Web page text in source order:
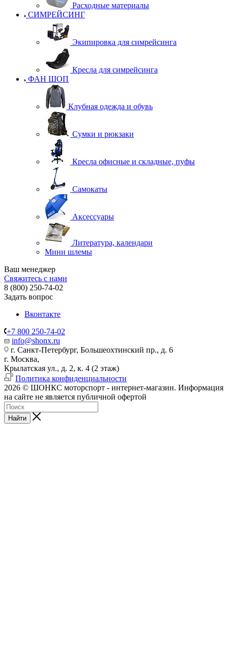
Расходные материалы
СИМРЕЙСИНГ
Экипировка для симрейсинга
Кресла для симрейсинга
ФАН ШОП
Клубная одежда и обувь
Сумки и рюкзаки
Кресла офисные и складные, пуфы
Самокаты
Аксессуары
Литература, календари
Мини шлемы
Ваш менеджер
Свяжитесь с нами
8 (800) 250-74-02
Задать вопрос
Вконтакте
+7 800 250-74-02
info@shonx.ru
г. Санкт-Петербург, Большеохтинский пр., д. 6
г. Москва,
Крылатская ул., д. 2, к. 4 (2 этаж)
Политика конфиденциальности
2026 © ШОНКС моторспорт - интернет-магазин. Информация
на сайте не является публичной офертой
Найти